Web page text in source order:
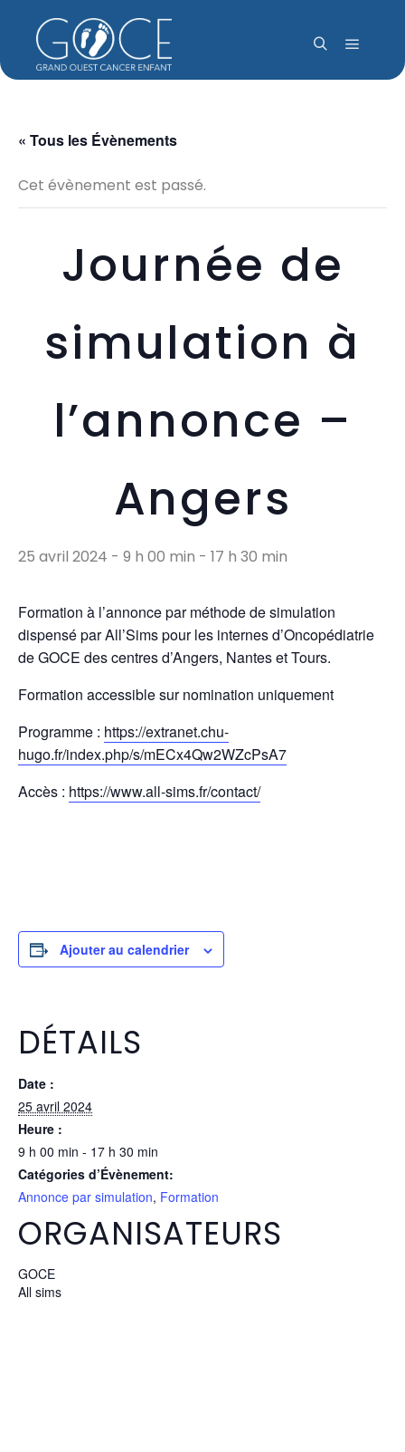
Menu
« Tous les Évènements
Cet évènement est passé.
Journée de
simulation à
l’annonce –
Angers
25 avril 2024 - 9 h 00 min - 17 h 30 min
Formation à l’annonce par méthode de simulation
dispensé par All’Sims pour les internes d’Oncopédiatrie
de GOCE des centres d’Angers, Nantes et Tours.
Formation accessible sur nomination uniquement
Programme : https://extranet.chu-
hugo.fr/index.php/s/mECx4Qw2WZcPsA7
Accès : https://www.all-sims.fr/contact/
Ajouter au calendrier
DÉTAILS
Date :
25 avril 2024
Heure :
9 h 00 min - 17 h 30 min
Catégories d’Évènement:
Annonce par simulation, Formation
ORGANISATEURS
GOCE
All sims